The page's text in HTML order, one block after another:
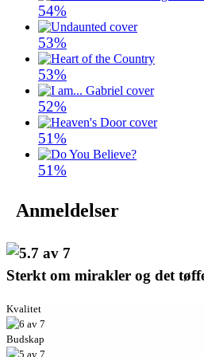
54%
53%
53%
52%
51%
51%
Anmeldelser
Sterkt om mirakler og det
Kvalitet
Budskap